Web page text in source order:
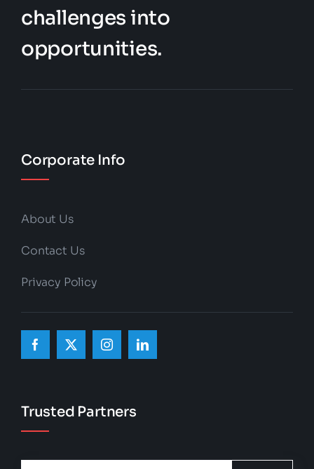
challenges into
opportunities.
Corporate Info
About Us
Contact Us
Privacy Policy
Trusted Partners